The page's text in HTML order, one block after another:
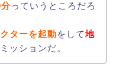
っていうところだろ
ターを起動をして地
ッションだ。